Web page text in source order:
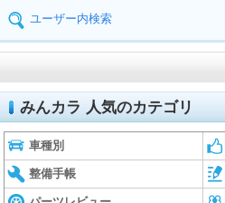
ユーザー内検索
みんカラ 人気のカテゴリ
車種別
整備手帳